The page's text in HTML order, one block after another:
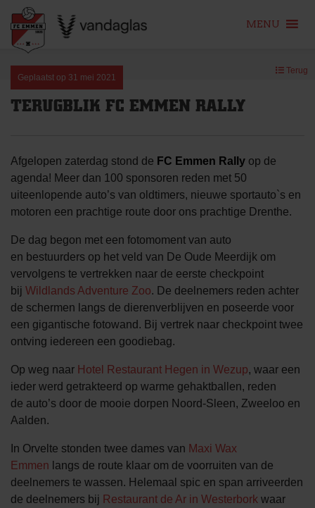
content
MENU
Geplaatst op 31 mei 2021
Terug
TERUGBLIK FC EMMEN RALLY
Afgelopen zaterdag stond de FC Emmen Rally op de
agenda! Meer dan 100 sponsoren reden met 50
uiteenlopende auto’s van oldtimers, nieuwe sportauto`s en
motoren een prachtige route door ons prachtige Drenthe.
De dag begon met een fotomoment van auto
en bestuurders op het veld van De Oude Meerdijk om
vervolgens te vertrekken naar de eerste checkpoint
bij Wildlands Adventure Zoo. De deelnemers reden achter
de schermen langs de dierenverblijven en poseerde voor
een gigantische fotowand. Bij vertrek naar checkpoint twee
ontving iedereen een goodiebag.
Op weg naar Hotel Restaurant Hegen in Wezup, waar een
ieder werd getrakteerd op warme gehaktballen, reden
de auto’s door de mooie dorpen Noord-Sleen, Zweeloo en
Aalden.
In Orvelte stonden twee dames van Maxi Wax
Emmen langs de route klaar om de voorruiten van de
deelnemers te wassen. Helemaal spic en span arriveerden
de deelnemers bij Restaurant de Ar in Westerbork waar